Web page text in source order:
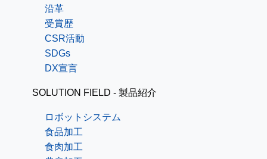
沿革
受賞歴
CSR活動
SDGs
DX宣言
SOLUTION FIELD - 製品紹介
ロボットシステム
食品加工
食肉加工